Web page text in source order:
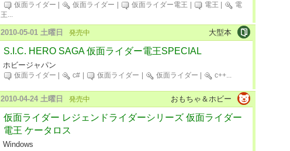
仮面ライダー 仮面ライダー 仮面ライダー電王 電王
電
王...
大型本
2010-05-01 土曜日 発売中
S.I.C. HERO SAGA 仮面ライダー電王SPECIAL
ホビージャパン
仮面ライダー c# 仮面ライダー 仮面ライダー c++...
おもちゃ＆ホビー
2010-04-24 土曜日 発売中
仮面ライダー レジェンドライダーシリーズ 仮面ライダー
電王 ケータロス
Windows